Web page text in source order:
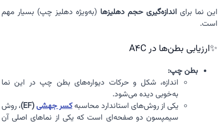
این نما برایاندازه‌گیری حجم دهلیزها (به‌ویژه دهلیز چپ) بسیار مهم
است.
✨ارزیابی بطن‌ها در A4C
بطن چپ:
اندازه، شکل و حرکات دیواره‌های بطن چپ در این نما
به‌خوبی دیده می‌شود.
یکی از روش‌های استاندارد محاسبهکسر جهشی(EF)
، روش
سیمپسون دو صفحه‌ای است که یکی از نماهای اصلی آن